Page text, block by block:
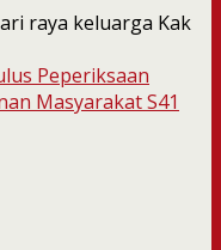
raya keluarga Kak
Peperiksaan
Masyarakat S41